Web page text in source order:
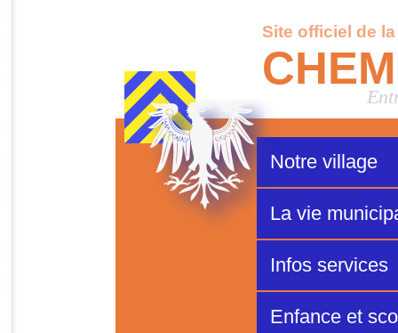
Site officiel de
Notre village
La vie
Infos services
Enfance et